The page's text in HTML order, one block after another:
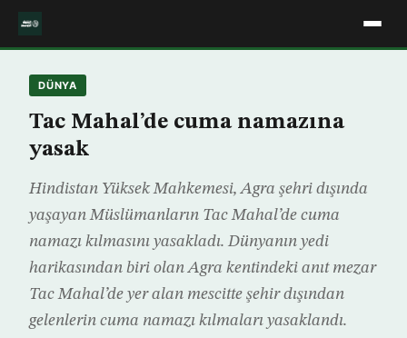
DÜNYA
Tac Mahal’de cuma namazına
yasak
Hindistan Yüksek Mahkemesi, Agra şehri dışında
yaşayan Müslümanların Tac Mahal’de cuma
namazı kılmasını yasakladı. Dünyanın yedi
harikasından biri olan Agra kentindeki anıt mezar
Tac Mahal’de yer alan mescitte şehir dışından
gelenlerin cuma namazı kılmaları yasaklandı.